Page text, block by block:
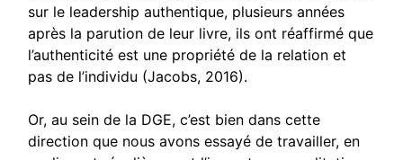
sur le leadership authentique, plusieurs années
après la parution de leur livre, ils ont réaffirmé que
l’authenticité est une propriété de la relation et
pas de l’individu (Jacobs, 2016).
Or, au sein de la DGE, c’est bien dans cette
direction que nous avons essayé de travailler, en